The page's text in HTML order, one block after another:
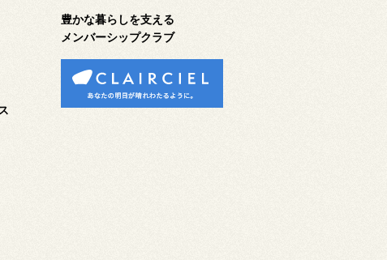
豊かな暮らしを支える
メンバーシップクラブ